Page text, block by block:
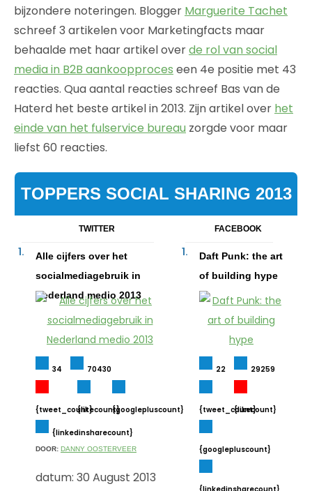
bijzondere noteringen. Blogger Marguerite Tachet
schreef 3 artikelen voor Marketingfacts maar
behaalde met haar artikel overde rol van social
media in B2B aankoopproces een 4e positie met 43
reacties. Qua aantal reacties schreef Bas van de
Haterd het beste artikel in 2013. Zijn artikel over het
einde van het fulservice bureau zorgde voor maar
liefst 60 reacties.
TOPPERS SOCIAL SHARING 2013
TWITTER
Alle cijfers over het
socialmediagebruik in
Nederland medio 2013
34 70430
{tweet_count}{likecount}{googlepluscount}
{linkedinsharecount}
DOOR: DANNY OOSTERVEER
datum: 30 August 2013
FACEBOOK
Daft Punk: the art
of building hype
22 29259
{tweet_count}{likecount}
{googlepluscount}